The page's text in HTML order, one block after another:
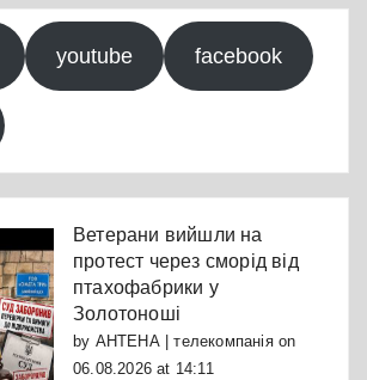
youtube facebook
Ветерани вийшли на
протест через сморід від
птахофабрики у
Золотоноші
by АНТЕНА | телекомпаніяon
06.08.2026 at 14:11